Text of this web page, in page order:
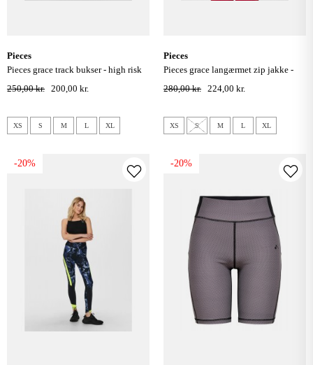
pieces
pieces grace track bukser - high risk
red
250,00 kr. 200,00 kr.
XS S M L XL
pieces
pieces grace langærmet zip jakke -
high risk red
280,00 kr. 224,00 kr.
XS S M L XL
-20% -20%